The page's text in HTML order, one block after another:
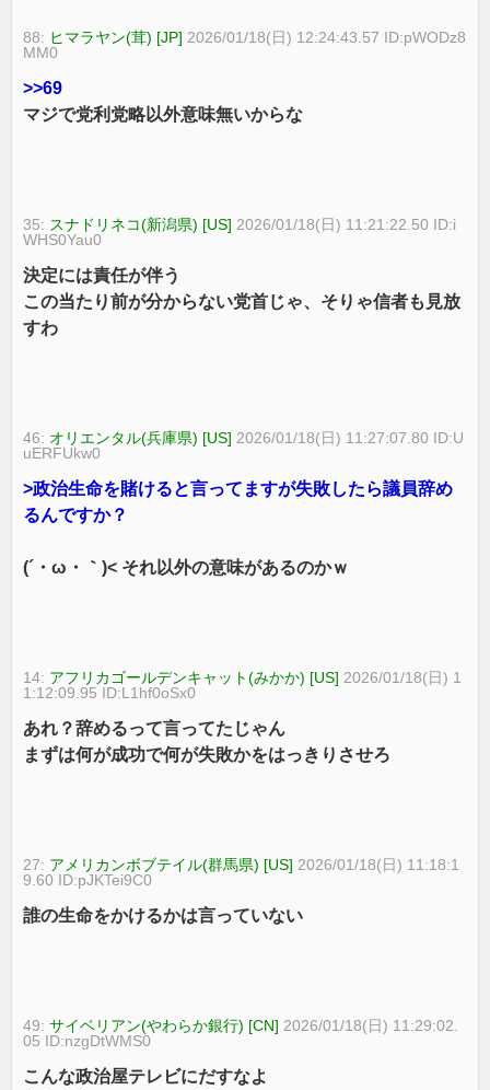
88: ヒマラヤン(茸) [JP] 2026/01/18(日) 12:24:43.57 ID:pWODz8
MM0
>>69
マジで党利党略以外意味無いからな
35: スナドリネコ(新潟県) [US] 2026/01/18(日) 11:21:22.50 ID:i
WHS0Yau0
決定には責任が伴う
この当たり前が分からない党首じゃ、そりゃ信者も見放
すわ
46: オリエンタル(兵庫県) [US] 2026/01/18(日) 11:27:07.80 ID:U
uERFUkw0
>政治生命を賭けると言ってますが失敗したら議員辞め
るんですか？
(´・ω・｀)< それ以外の意味があるのかｗ
14: アフリカゴールデンキャット(みかか) [US] 2026/01/18(日) 1
1:12:09.95 ID:L1hf0oSx0
あれ？辞めるって言ってたじゃん
まずは何が成功で何が失敗かをはっきりさせろ
27: アメリカンボブテイル(群馬県) [US] 2026/01/18(日) 11:18:1
9.60 ID:pJKTei9C0
誰の生命をかけるかは言っていない
49:サイベリアン(やわらか銀行) [CN] 2026/01/18(日) 11:29:02.
05 ID:nzgDtWMS0
こんな政治屋テレビにだすなよ